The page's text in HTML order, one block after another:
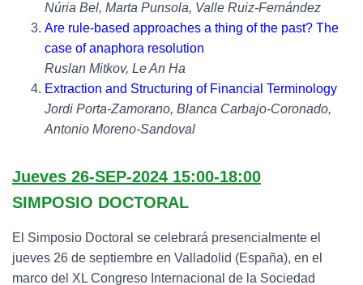
Núria Bel, Marta Punsola, Valle Ruiz-Fernández
Are rule-based approaches a thing of the past? The
case of anaphora resolution
Ruslan Mitkov, Le An Ha
Extraction and Structuring of Financial Terminology
Jordi Porta-Zamorano, Blanca Carbajo-Coronado,
Antonio Moreno-Sandoval
Jueves 26-SEP-2024 15:00-18:00
SIMPOSIO DOCTORAL
El Simposio Doctoral se celebrará presencialmente el
jueves 26 de septiembre en Valladolid (España), en el
marco del XL Congreso Internacional de la Sociedad